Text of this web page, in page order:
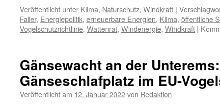
Veröffentlicht unter Klima, Naturschutz, Windkraft |
Faller, Energiepolitik, erneuerbare Energien, Klima, öffentliche
Vogelschutzrichtlinie, Wattenrat, Windenergie, Windkraft |
Gänsewacht an der
Gänseschlafplatz im EU-
Veröffentlicht am 12. Januar 2022von Redaktion